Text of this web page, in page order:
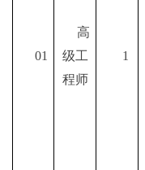
01
高
级工
程师
1